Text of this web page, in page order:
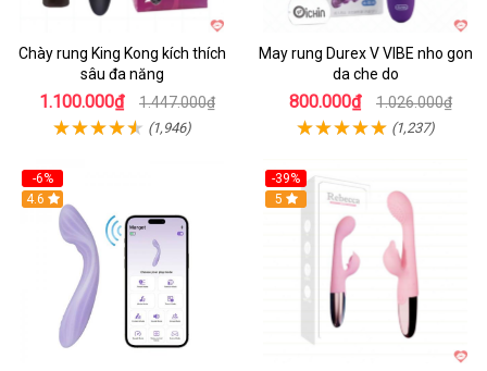
Chày rung King Kong kích thích
sâu đa năng
1.100.000₫ 1.447.000₫
(1,946)
May rung Durex V VIBE nho gon
da che do
800.000₫ 1.026.000₫
(1,237)
-6%
4.6
-39%
Hot
5